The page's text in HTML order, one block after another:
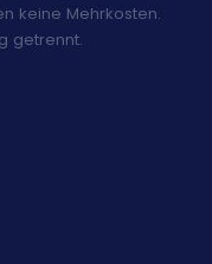
keine Mehrkosten.
getrennt.